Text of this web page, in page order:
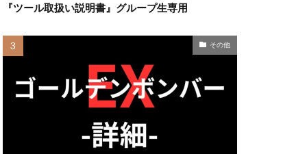
『ツール取扱い説明書』グループ生専用
その他